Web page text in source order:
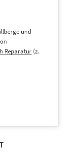
und
Reparatur (z.